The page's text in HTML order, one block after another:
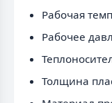
Рабочая
Рабочее
Толщина